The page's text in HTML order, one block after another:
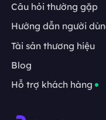
Câu hỏi thường gặp
Hướng dẫn người
Tài sản thương hiệu
Blog
Hỗ trợ khách hàng